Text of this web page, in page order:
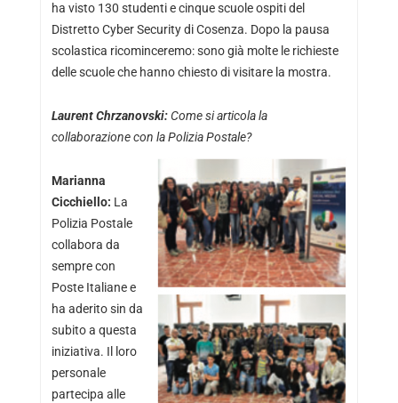
ha visto 130 studenti e cinque scuole ospiti del
Distretto Cyber Security di Cosenza. Dopo la pausa
scolastica ricominceremo: sono già molte le richieste
delle scuole che hanno chiesto di visitare la mostra.
Laurent Chrzanovski:Come si articola la
collaborazione con la Polizia Postale?
Marianna
Cicchiello: La
Polizia Postale
collabora da
sempre con
Poste Italiane e
ha aderito sin da
subito a questa
iniziativa. Il loro
personale
partecipa alle